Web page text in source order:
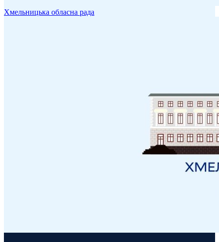
Хмельницька обласна рада